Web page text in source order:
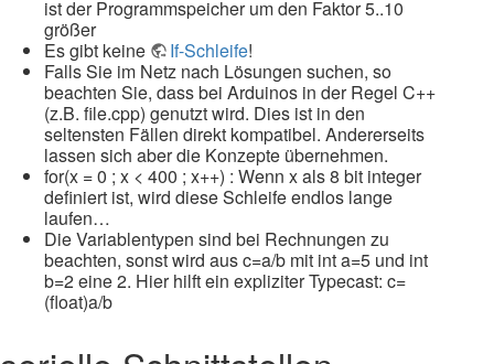
ist der Programmspeicher um den Faktor 5..10
größer
Es gibt keine
If-Schleife!
Falls Sie im Netz nach Lösungen suchen, so
beachten Sie, dass bei Arduinos in der Regel C++
(z.B. file.cpp) genutzt wird. Dies ist in den
seltensten Fällen direkt kompatibel. Andererseits
lassen sich aber die Konzepte übernehmen.
for(x = 0 ; x < 400 ; x++) : Wenn x als 8 bit integer
definiert ist, wird diese Schleife endlos lange
laufen…
Die Variablentypen sind bei Rechnungen zu
beachten, sonst wird aus c=a/b mit int a=5 und int
b=2 eine 2. Hier hilft ein expliziter Typecast: c=
(float)a/b